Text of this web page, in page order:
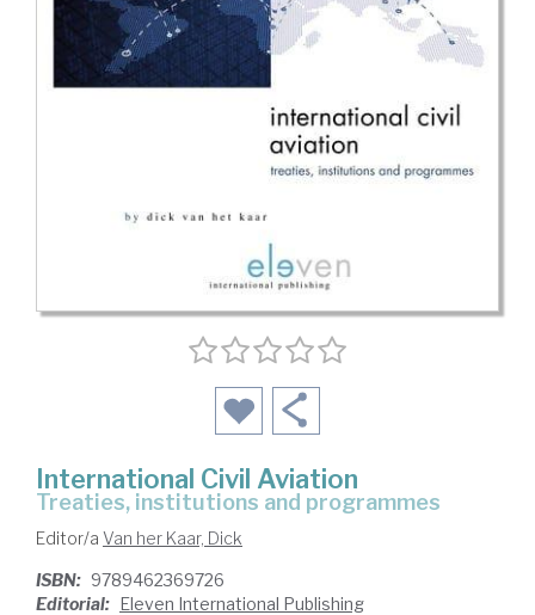
International Civil Aviation
treaties, institutions and programmes
Editor/a Van her Kaar, Dick
ISBN: 9789462369726
Editorial: Eleven International Publishing